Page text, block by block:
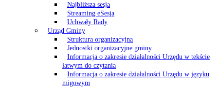
Najbliższa sesja
Streaming eSesja
Uchwały Rady
Urząd Gminy
Struktura organizacyjna
Jednostki organizacyjne gminy
Informacja o zakresie działalności Urzędu w tekście
łatwym do czytania
Informacja o zakresie działalności Urzędu w języku
migowym